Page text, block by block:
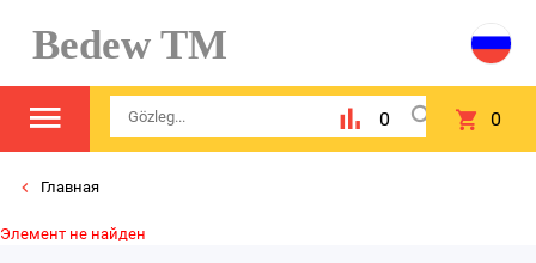
Bedew TM
0 0
Главная
Элемент не найден